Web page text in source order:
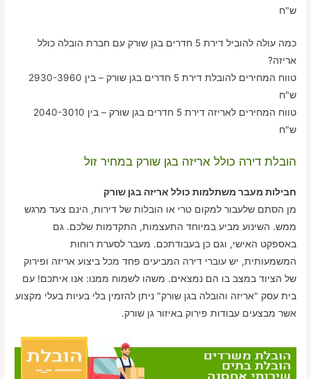
ש"ח
כמה עולה להוביל דירת 5 חדרים בגן שורק עם חברת הובלה כולל
אריזה?
טווח המחירים להובלת דירת 5 חדרים בגן שורק – בין 2930-3960
ש"ח
טווח המחירים לאריזה דירת 5 חדרים בגן שורק – בין 2040-3010
ש"ח
הובלת דירה כולל אריזה בגן שורק במחיר זול
חבילות מעבר משתלמות כולל אריזה בגן שורק
מן הסתם שלעבור למקום טרי או הובלות של דירות, הינם צעד מרגש
ממש. השינוע מביע במיוחד התעצמות, התקדמות שלכם. גם
באספקט האישי, וגם כן בעבודתכם. מעבר לסערת רוחות
המשמעותית, יש עוברי דירה המביעים פחד מכל ביצוע אריזה ופירוק
של הציוד במצב בו הם נמצאים. משהו לשמוח ממנו: אנו איתכם! עם
בית עסק "אריזה והובלה בגן שורק" ניתן להזמין בלי בעיות בעלי מקצוע
אשר מבצעים עבודות פירוק באיזור גן שורק.